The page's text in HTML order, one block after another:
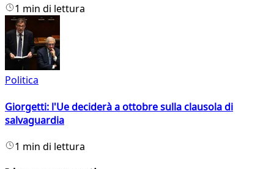
1 min di lettura
Politica
Giorgetti: l'Ue deciderà a ottobre sulla clausola di
salvaguardia
1 min di lettura